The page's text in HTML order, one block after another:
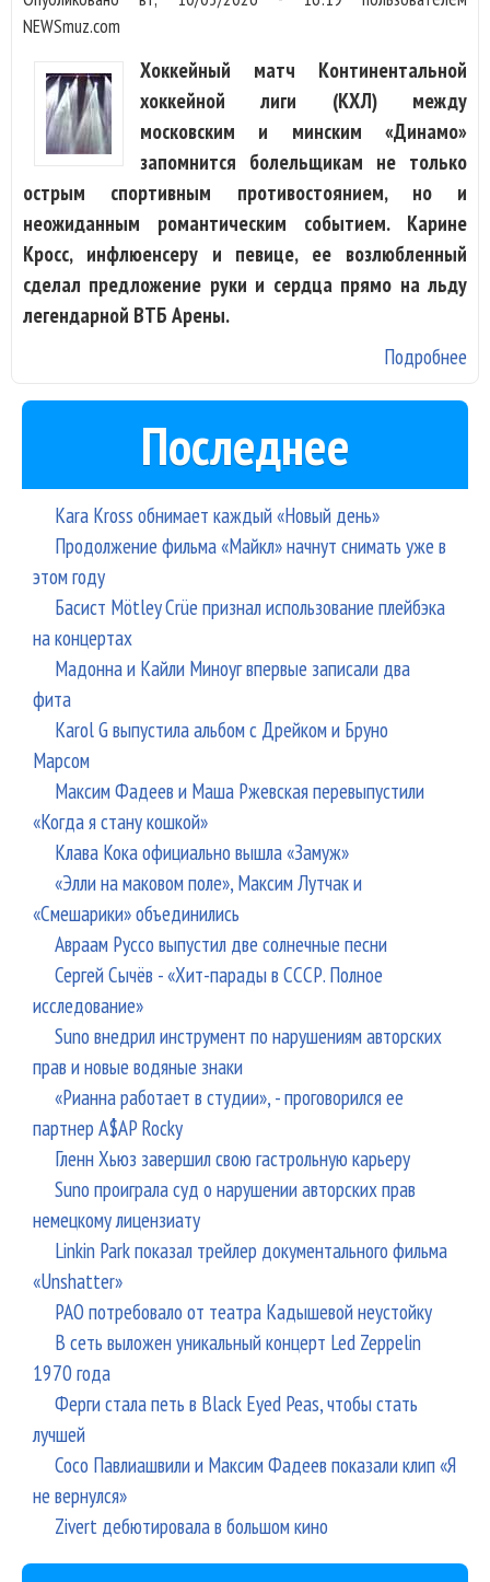
NEWSmuz.com
Хоккейный матч Континентальной
хоккейной лиги (КХЛ) между
московским и минским «Динамо»
запомнится болельщикам не только
острым спортивным противостоянием, но и
неожиданным романтическим событием. Карине
Кросс, инфлюенсеру и певице, ее возлюбленный
сделал предложение руки и сердца прямо на льду
легендарной ВТБ Арены.
Подробнее
Последнее
Kara Kross обнимает каждый «Новый день»
Продолжение фильма «Майкл» начнут снимать уже в
этом году
Басист Mötley Crüe признал использование плейбэка
на концертах
Мадонна и Кайли Миноуг впервые записали два
фита
Karol G выпустила альбом с Дрейком и Бруно
Марсом
Максим Фадеев и Маша Ржевская перевыпустили
«Когда я стану кошкой»
Клава Кока официально вышла «Замуж»
«Элли на маковом поле», Максим Лутчак и
«Смешарики» объединились
Авраам Руссо выпустил две солнечные песни
Сергей Сычёв - «Хит-парады в СССР. Полное
исследование»
Suno внедрил инструмент по нарушениям авторских
прав и новые водяные знаки
«Рианна работает в студии», - проговорился ее
партнер A$AP Rocky
Гленн Хьюз завершил свою гастрольную карьеру
Suno проиграла суд о нарушении авторских прав
немецкому лицензиату
Linkin Park показал трейлер документального фильма
«Unshatter»
РАО потребовало от театра Кадышевой неустойку
В сеть выложен уникальный концерт Led Zeppelin
1970 года
Ферги стала петь в Black Eyed Peas, чтобы стать
лучшей
Сосо Павлиашвили и Максим Фадеев показали клип «Я
не вернулся»
Zivert дебютировала в большом кино